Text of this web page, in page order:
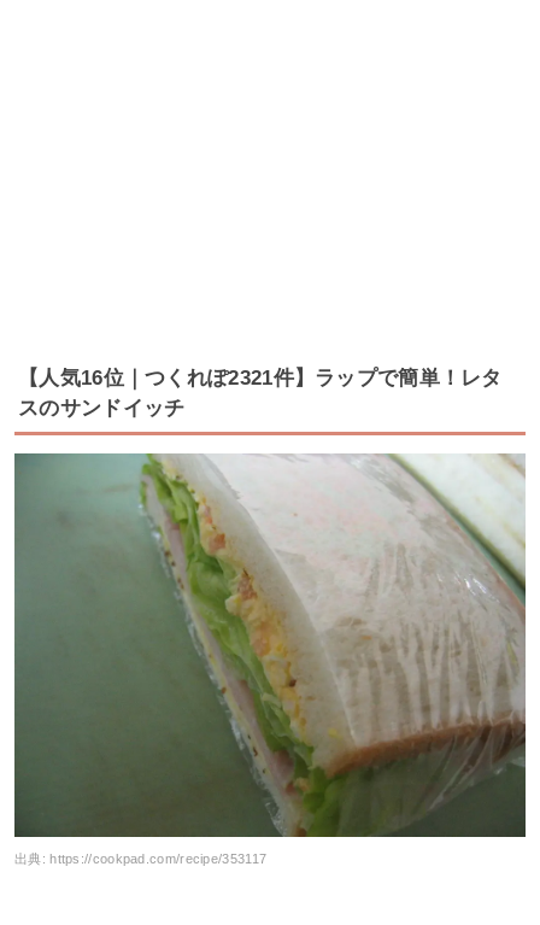
【人気16位｜つくれぽ2321件】ラップで簡単！レタ
スのサンドイッチ
出典: https://cookpad.com/recipe/353117